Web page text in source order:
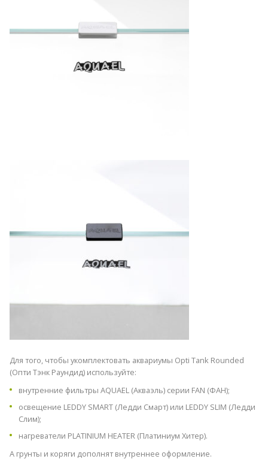
Для того, чтобы укомплектовать аквариумы Opti Tank Rounded
(Опти Тэнк Раундид) используйте:
внутренние фильтры AQUAEL (Акваэль) серии FAN (ФАН);
освещение LEDDY SMART (Ледди Смарт) или LEDDY SLIM (Ледди
Слим);
нагреватели PLATINIUM HEATER (Платиниум Хитер).
А грунты и коряги дополнят внутреннее оформление.